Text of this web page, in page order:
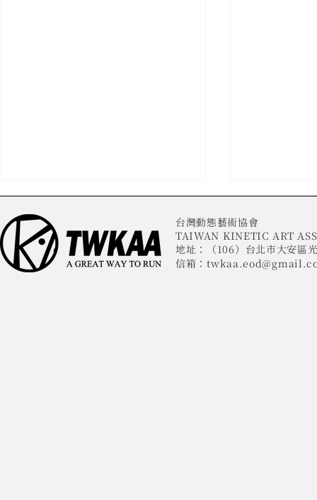
台灣動態藝術協會
TAIWAN KINETIC ART
地址：（106）台北市大安區
信箱：